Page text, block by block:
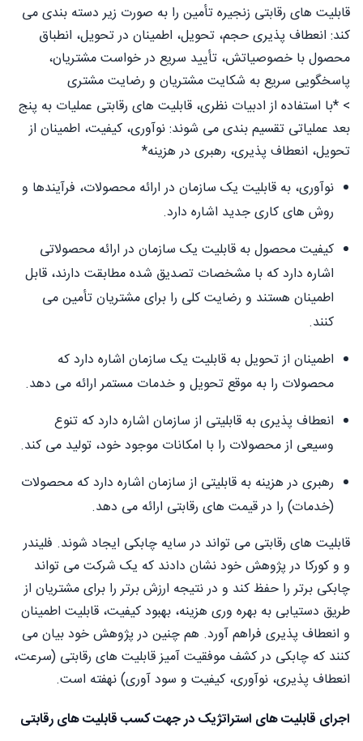
قابلیت های رقابتی زنجیره تأمین را به صورت زیر دسته بندی می
کند: انعطاف پذیری حجم، تحویل، اطمینان در تحويل، انطباق
محصول با خصوصیاتش، تأیید سریع در خواست مشتریان،
پاسخگویی سریع به شکایت مشتریان و رضایت مشتری
> *با استفاده از ادبیات نظری، قابلیت های رقابتی عملیات به پنج
بعد عملیاتی تقسیم بندی می شوند: نوآوری، کیفیت، اطمینان از
تحویل، انعطاف پذیری، رهبری در هزینه*
نوآوری، به قابلیت یک سازمان در ارائه محصولات، فرآیندها و
روش های کاری جديد اشاره دارد.
کیفیت محصول به قابلیت یک سازمان در ارائه محصولاتی
اشاره دارد که با مشخصات تصدیق شده مطابقت دارند، قابل
اطمینان هستند و رضایت کلی را برای مشتریان تأمین می
کنند.
اطمینان از تحویل به قابلیت یک سازمان اشاره دارد که
محصولات را به موقع تحویل و خدمات مستمر ارائه می دهد.
انعطاف پذیری به قابلیتی از سازمان اشاره دارد که تنوع
وسیعی از محصولات را با امکانات موجود خود، تولید می کند.
رهبری در هزینه به قابلیتی از سازمان اشاره دارد که محصولات
(خدمات) را در قیمت های رقابتی ارائه می دهد.
قابلیت های رقابتی می تواند در سایه چابکی ایجاد شوند. فليندر
و و کورکا در پژوهش خود نشان دادند که یک شرکت می تواند
چابکی برتر را حفظ کند و در نتیجه ارزش برتر را برای مشتریان از
طریق دستیابی به بهره وری هزینه، بهبود کیفیت، قابلیت اطمینان
و انعطاف پذیری فراهم آورد. هم چنین در پژوهش خود بیان می
کنند که چابکی در کشف موفقیت آمیز قابلیت های رقابتی (سرعت،
انعطاف پذیری، نوآوری، کیفیت و سود آوری) نهفته است.
اجرای قابلیت های استراتژیک در جهت کسب قابلیت های رقابتی